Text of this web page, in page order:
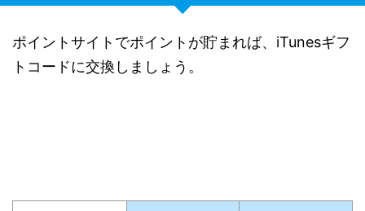
ポイントサイトでポイントが貯まれば、iTunesギフ
トコードに交換しましょう。